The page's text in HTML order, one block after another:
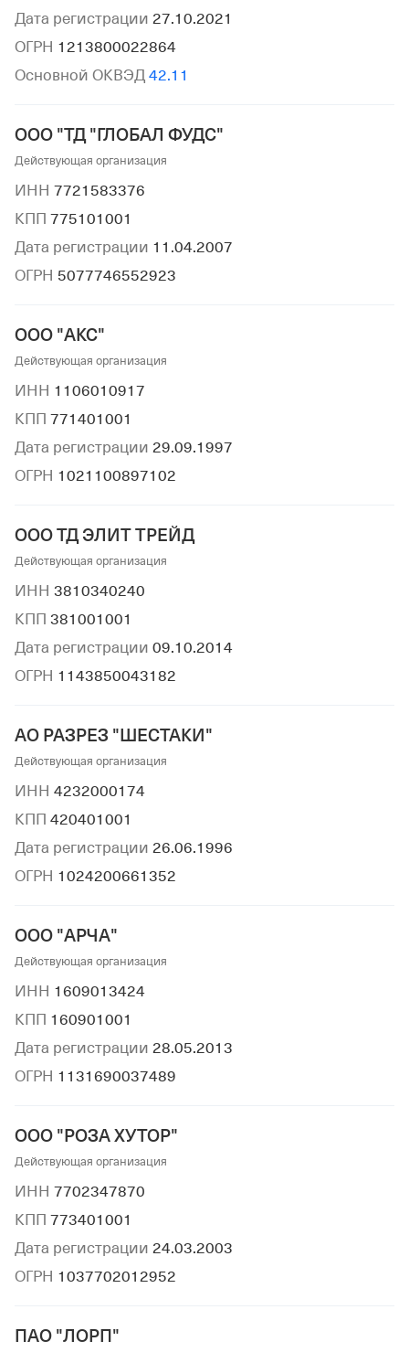
Дата регистрации 27.10.2021
ОГРН 1213800022864
Основной ОКВЭД 42.11
ООО "ТД "ГЛОБАЛ ФУДС"
Действующая организация
ИНН 7721583376
КПП 775101001
Дата регистрации 11.04.2007
ОГРН 5077746552923
ООО "АКС"
Действующая организация
ИНН 1106010917
КПП 771401001
Дата регистрации 29.09.1997
ОГРН 1021100897102
ООО ТД ЭЛИТ ТРЕЙД
Действующая организация
ИНН 3810340240
КПП 381001001
Дата регистрации 09.10.2014
ОГРН 1143850043182
АО РАЗРЕЗ "ШЕСТАКИ"
Действующая организация
ИНН 4232000174
КПП 420401001
Дата регистрации 26.06.1996
ОГРН 1024200661352
ООО "АРЧА"
Действующая организация
ИНН 1609013424
КПП 160901001
Дата регистрации 28.05.2013
ОГРН 1131690037489
ООО "РОЗА ХУТОР"
Действующая организация
ИНН 7702347870
КПП 773401001
Дата регистрации 24.03.2003
ОГРН 1037702012952
ПАО "ЛОРП"